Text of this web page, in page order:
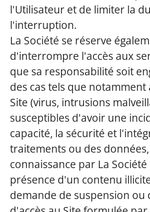
l'Utilisateur et de limiter la
l'interruption.
La Société se réserve
d'interrompre l'accès aux
que sa responsabilité soit
des cas tels que notamment
Site (virus, intrusions
susceptibles d'avoir une
capacité, la sécurité et
traitements ou des
connaissance par La Société
présence d'un contenu
demande de suspension ou